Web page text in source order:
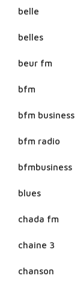
belle
belles
beur fm
bfm
bfm business
bfm radio
bfmbusiness
blues
chada fm
chaine 3
chanson